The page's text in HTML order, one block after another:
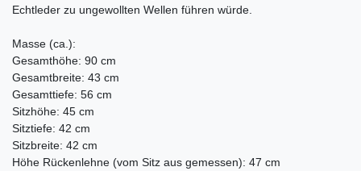
Echtleder zu ungewollten Wellen führen würde.
Masse (ca.):
Gesamthöhe: 90 cm
Gesamtbreite: 43 cm
Gesamttiefe: 56 cm
Sitzhöhe: 45 cm
Sitztiefe: 42 cm
Sitzbreite: 42 cm
Höhe Rückenlehne (vom Sitz aus gemessen): 47 cm